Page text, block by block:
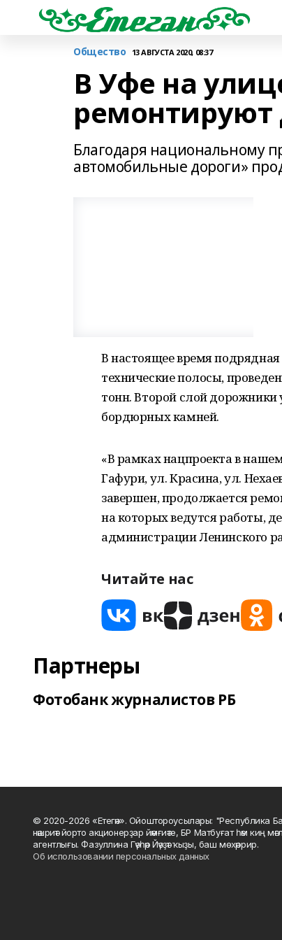
Общество 13 АВГУСТА 2020, 08:37
В Уфе на
ремонтируют
Благодаря национальному
автомобильные дороги»
В настоящее время
технические полосы,
тонн. Второй слой дорожники
бордюрных камней.
«В рамках нацпроекта в
Гафури, ул. Красина, ул.
завершен, продолжается
на которых ведутся работы,
администрации Ленинского
Читайте нас
Партнеры
Фотобанк журналистов РБ
© 2020-2026 «Етегән». Ойоштороусылары: "Республика
нәшриәт йорто акционерҙар йәмғиәте, БР Матбуғат һәм киң
агентлығы. Фазуллина Гәүһәр Йәүҙәт ҡыҙы, баш мөхәррир.
Об использовании персональных данных